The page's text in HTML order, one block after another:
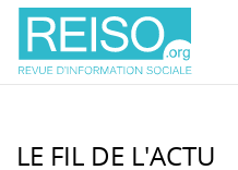
LE FIL DE L'ACTU